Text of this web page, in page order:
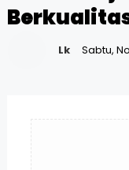
Lk Sabtu,